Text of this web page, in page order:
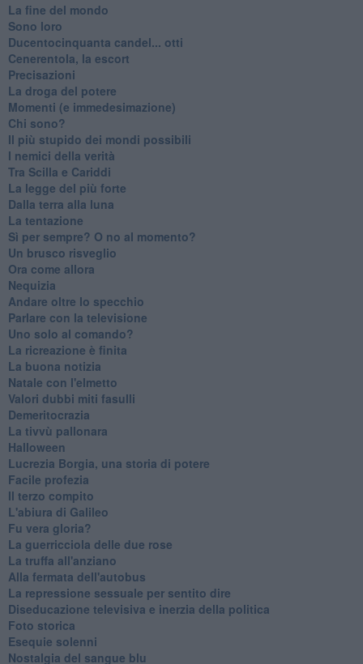
La fine del mondo
Sono loro
Ducentocinquanta candel... otti
Cenerentola, la escort
Precisazioni
La droga del potere
Momenti (e immedesimazione)
Chi sono?
Il più stupido dei mondi possibili
I nemici della verità
Tra Scilla e Cariddi
La legge del più forte
Dalla terra alla luna
La tentazione
​Sì per sempre? O no al momento?
Un brusco risveglio
Ora come allora
Nequizia
Andare oltre lo specchio
Parlare con la televisione
Uno solo al comando?
La ricreazione è finita
La buona notizia
Natale con l'elmetto
Valori dubbi miti fasulli
Demeritocrazia
La tivvù pallonara
Halloween
​Lucrezia Borgia, una storia di potere
Facile profezia
Il terzo compito
L'abiura di Galileo
Fu vera gloria?
La guerricciola delle due rose
La truffa all'anziano
Alla fermata dell'autobus
La repressione sessuale per sentito dire
Diseducazione televisiva e inerzia della politica
Foto storica
Esequie solenni
Nostalgia del sangue blu